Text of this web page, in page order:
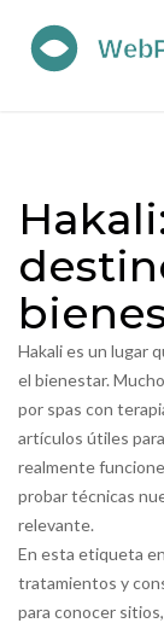
Hakali es un lugar
el bienestar.
por spas con
artículos útiles
realmente
probar técnicas
relevante.
En esta etiqueta
tratamientos y
para conocer